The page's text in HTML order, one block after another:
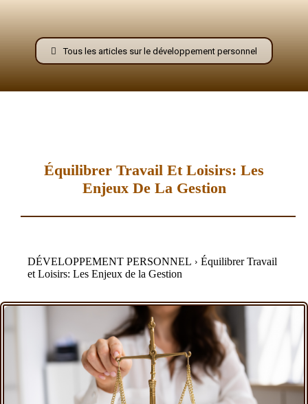
–
Tous les articles sur le développement personnel
Équilibrer Travail Et Loisirs: Les
Enjeux De La Gestion
DÉVELOPPEMENT PERSONNEL
Équilibrer Travail
et Loisirs: Les Enjeux de la Gestion